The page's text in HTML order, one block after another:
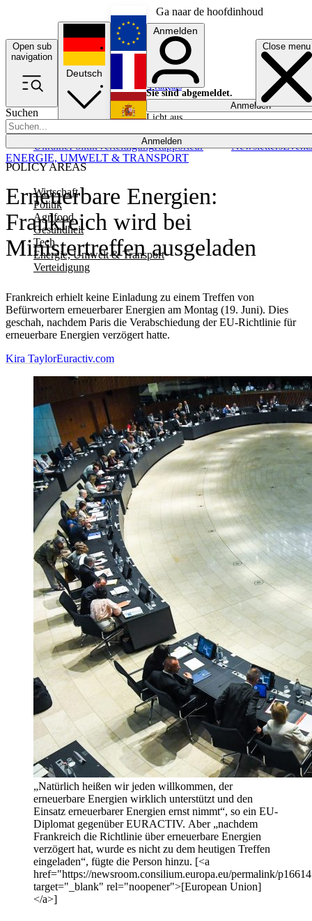
Ga naar de hoofdinhoud
Open sub
navigation
Close menu
Suchen
Anmelden
POLICY AREAS
Wirtschaft
Politik
Agrifood
Gesundheit
Tech
Energie, Umwelt & Transport
Verteidigung
UkrainePolitikVerteidigungRapporteur NewslettersEvents
Deutsch
English
Français
Anmelden
Sie sind abgemeldet.
Anmelden
Licht aus
Erneuerbare Energien:
Frankreich wird bei
Ministertreffen ausgeladen
Frankreich erhielt keine Einladung zu einem Treffen von
Befürwortern erneuerbarer Energien am Montag (19. Juni). Dies
geschah, nachdem Paris die Verabschiedung der EU-Richtlinie für
erneuerbare Energien verzögert hatte.
ENERGIE, UMWELT & TRANSPORT
Kira TaylorEuractiv.com
„Natürlich heißen wir jeden willkommen, der
erneuerbare Energien wirklich unterstützt und den
Einsatz erneuerbarer Energien ernst nimmt“, so ein EU-
Diplomat gegenüber EURACTIV. Aber „nachdem
Frankreich die Richtlinie über erneuerbare Energien
verzögert hat, wurde es nicht zu dem heutigen Treffen
eingeladen“, fügte die Person hinzu. [<a
href="https://newsroom.consilium.europa.eu/permalink/
target="_blank" rel="noopener">[European Union]
</a>]